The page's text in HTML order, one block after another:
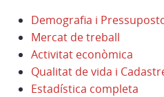
Demografia i
Mercat de treball
Activitat econòmica
Qualitat de vida i
Estadística completa